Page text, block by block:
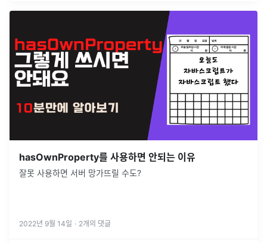
hasOwnProperty를 사용하면 안되는 이유
잘못 사용하면 서버 망가뜨릴 수도?
2022년 9월 14일 · 2개의 댓글